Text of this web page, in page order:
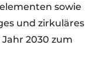
sowie
und zirkuläres
2030 zum